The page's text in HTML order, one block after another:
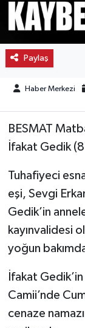
Paylaş
Haber Merkezi
BESMAT
İfakat Gedik
Tuhafiyeci
eşi, Sevgi
Gedik’in
kayınvalidesi
yoğun
İfakat
Camii’nde
cenaze
Kargı
Laçin
Mecitözü
Oğuzlar
Ortaköy
Osmancık
Sungurlu